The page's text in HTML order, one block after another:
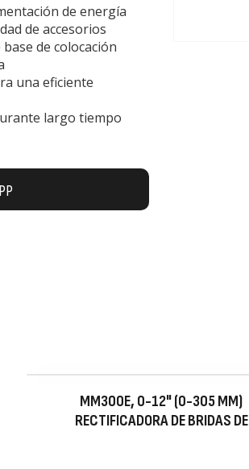
de energía
de accesorios
de colocación
una eficiente
largo tiempo
MM300E, 0-12" (0-305 MM)
RECTIFICADORA DE BRIDAS DE